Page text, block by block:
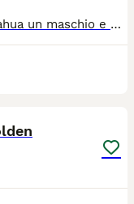
Disponibili da subito cuccioli di chihuahua un maschio e una femmina nati il 30 maggio i piccoli sono molto dolci e affettuosi nati da genitori di mia proprietà per altre info contattatemi